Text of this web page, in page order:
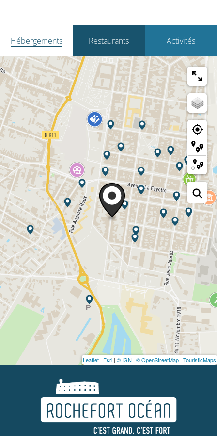
Hébergements Restaurants Activités
Leaflet | Esri | © IGN | © OpenStreetMap | TouristicMaps